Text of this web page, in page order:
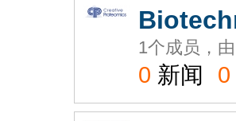
1个成员，由
0 新闻 0